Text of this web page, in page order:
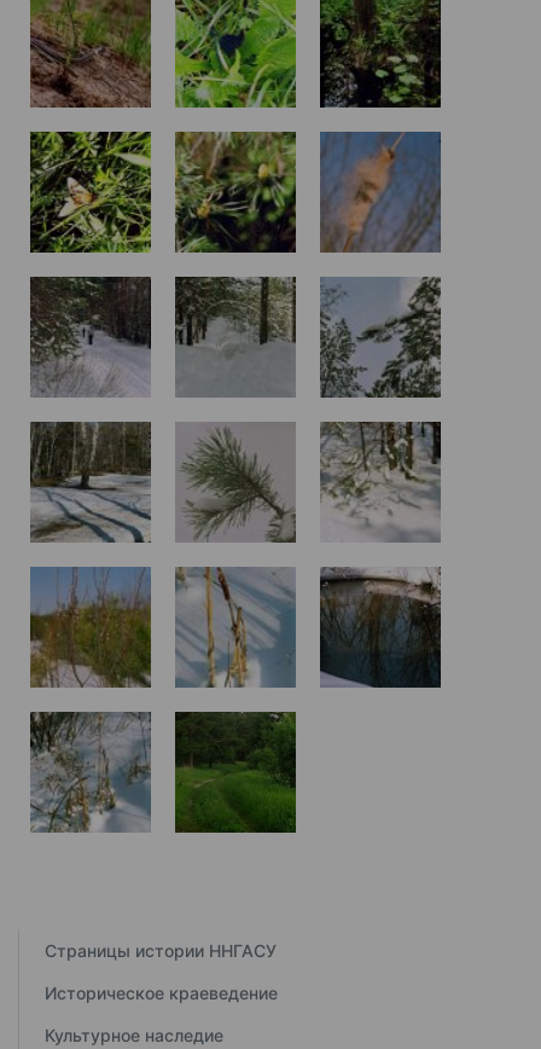
Страницы истории ННГАСУ
Историческое краеведение
Культурное наследие